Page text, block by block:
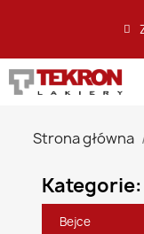
Strona główna
Kategorie:
Bejce